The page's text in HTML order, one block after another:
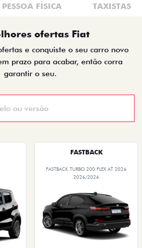
PESSOA FÍSICA TAXISTAS
ofertas Fiat
e conquiste o seu carro novo
prazo para acabar, então corra
garantir o seu.
FASTBACK
FASTBACK TURBO 200 FLEX AT 2026
2026/2026